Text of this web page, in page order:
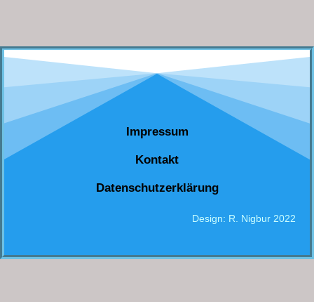
Impressum
Kontakt
Datenschutzerklärung
Design: R. Nigbur 2022